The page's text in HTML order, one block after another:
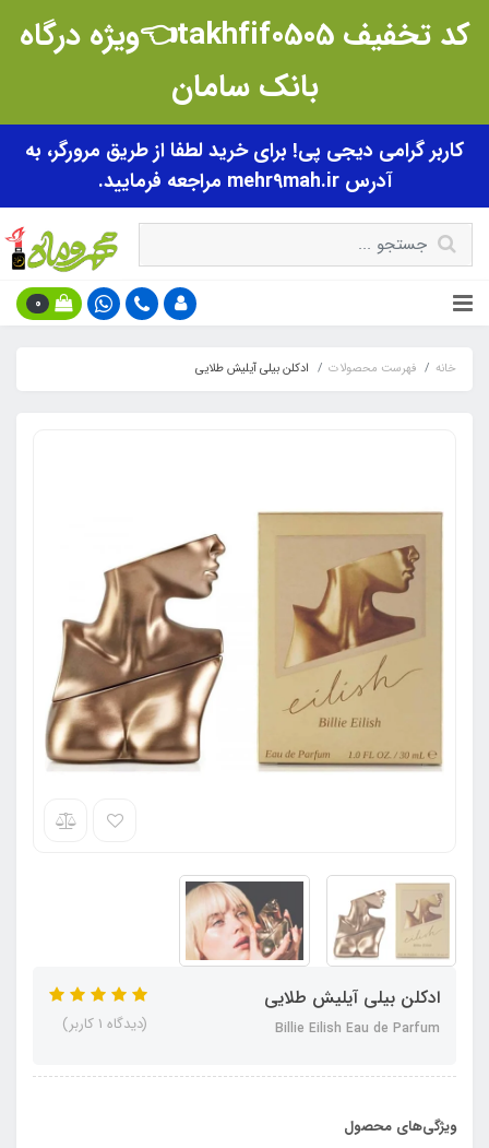
کد تخفیف takhfif0505👈ویژه درگاه
بانک سامان
کاربر گرامی دیجی پی! برای خرید لطفا از طریق مرورگر، به
آدرس mehr9mah.ir مراجعه فرمایید.
0
خانه فهرست محصولات ادکلن بیلی آیلیش طلایی
ادکلن بیلی آیلیش طلایی
Billie Eilish Eau de Parfum (دیدگاه 1 کاربر)
ویژگی‌های محصول